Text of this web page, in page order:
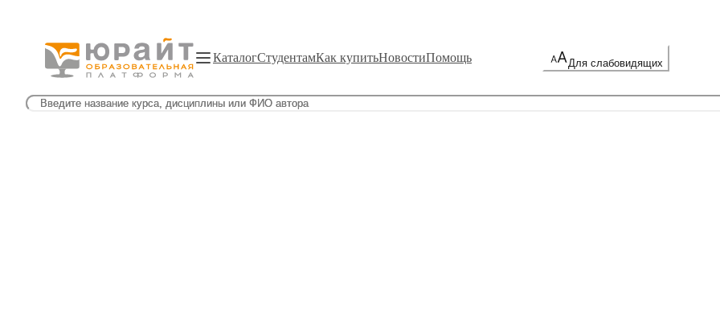
КаталогСтудентамКак купитьНовостиПомощь Для слабовидящих